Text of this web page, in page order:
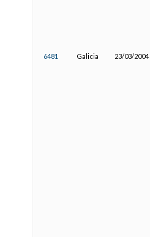
6481 Galicia 23/03/2004